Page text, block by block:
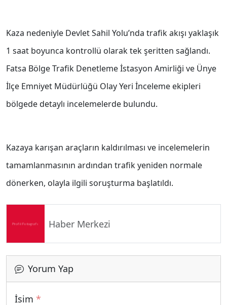
Kaza nedeniyle Devlet Sahil Yolu’nda trafik akışı yaklaşık
1 saat boyunca kontrollü olarak tek şeritten sağlandı.
Fatsa Bölge Trafik Denetleme İstasyon Amirliği ve Ünye
İlçe Emniyet Müdürlüğü Olay Yeri İnceleme ekipleri
bölgede detaylı incelemelerde bulundu.
Kazaya karışan araçların kaldırılması ve incelemelerin
tamamlanmasının ardından trafik yeniden normale
dönerken, olayla ilgili soruşturma başlatıldı.
Haber Merkezi
Yorum Yap
İsim *